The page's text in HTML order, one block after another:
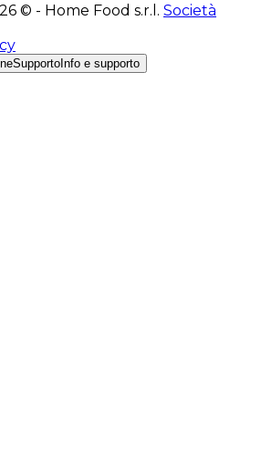
© - Home Food s.r.l. Società
Supporto Info e supporto